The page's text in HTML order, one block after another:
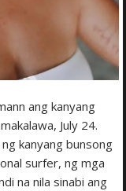
ang kanyang
July 24.
kanyang bunsong
surfer, ng mga
na nila sinabi ang